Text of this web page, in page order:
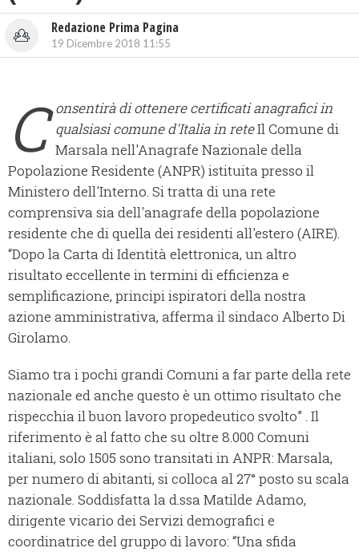
Redazione Prima Pagina
19 Dicembre 2018 11:55
C onsentirà di ottenere certificati anagrafici in
qualsiasi comune d'Italia in reteIl Comune di
Marsala nell'Anagrafe Nazionale della
Popolazione Residente (ANPR) istituita presso il
Ministero dell'Interno. Si tratta di una rete
comprensiva sia dell'anagrafe della popolazione
residente che di quella dei residenti all'estero (AIRE).
“Dopo la Carta di Identità elettronica, un altro
risultato eccellente in termini di efficienza e
semplificazione, principi ispiratori della nostra
azione amministrativa, afferma il sindaco Alberto Di
Girolamo.
Siamo tra i pochi grandi Comuni a far parte della rete
nazionale ed anche questo è un ottimo risultato che
rispecchia il buon lavoro propedeutico svolto” . Il
riferimento è al fatto che su oltre 8.000 Comuni
italiani, solo 1505 sono transitati in ANPR: Marsala,
per numero di abitanti, si colloca al 27° posto su scala
nazionale. Soddisfatta la d.ssa Matilde Adamo,
dirigente vicario dei Servizi demografici e
coordinatrice del gruppo di lavoro: “Una sfida